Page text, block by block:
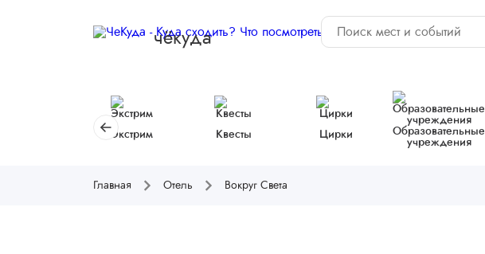
чёкуда
Экстрим Квесты Цирки
Образовательные
учреждения
Главная Отель Вокруг Света